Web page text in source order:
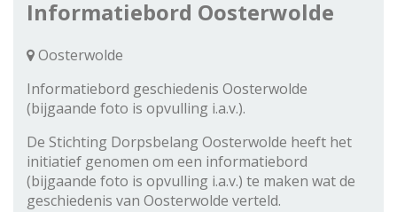
Informatiebord Oosterwolde
Oosterwolde
Informatiebord geschiedenis Oosterwolde
(bijgaande foto is opvulling i.a.v.).
De Stichting Dorpsbelang Oosterwolde heeft het
initiatief genomen om een informatiebord
(bijgaande foto is opvulling i.a.v.) te maken wat de
geschiedenis van Oosterwolde verteld.